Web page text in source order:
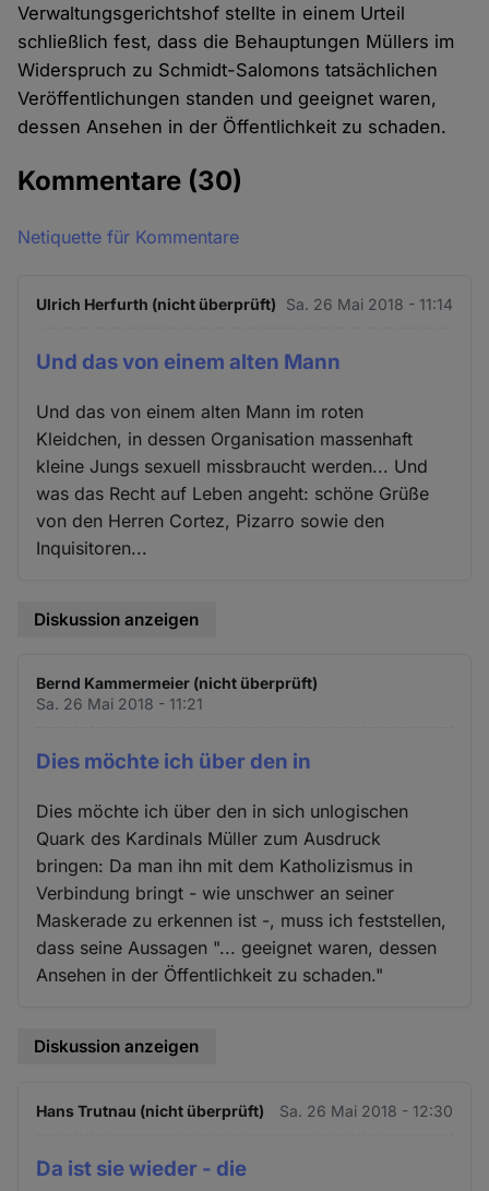
Verwaltungsgerichtshof stellte in einem Urteil
schließlich fest, dass die Behauptungen Müllers im
Widerspruch zu Schmidt-Salomons tatsächlichen
Veröffentlichungen standen und geeignet waren,
dessen Ansehen in der Öffentlichkeit zu schaden.
Kommentare (30)
Netiquette für Kommentare
Ulrich Herfurth (nicht überprüft) Sa. 26 Mai 2018 - 11:14
Und das von einem alten Mann
Und das von einem alten Mann im roten
Kleidchen, in dessen Organisation massenhaft
kleine Jungs sexuell missbraucht werden... Und
was das Recht auf Leben angeht: schöne Grüße
von den Herren Cortez, Pizarro sowie den
Inquisitoren...
Diskussion anzeigen
Bernd Kammermeier (nicht überprüft)
Sa. 26 Mai 2018 - 11:21
Dies möchte ich über den in
Dies möchte ich über den in sich unlogischen
Quark des Kardinals Müller zum Ausdruck
bringen: Da man ihn mit dem Katholizismus in
Verbindung bringt - wie unschwer an seiner
Maskerade zu erkennen ist -, muss ich feststellen,
dass seine Aussagen "... geeignet waren, dessen
Ansehen in der Öffentlichkeit zu schaden."
Diskussion anzeigen
Hans Trutnau (nicht überprüft) Sa. 26 Mai 2018 - 12:30
Da ist sie wieder - die